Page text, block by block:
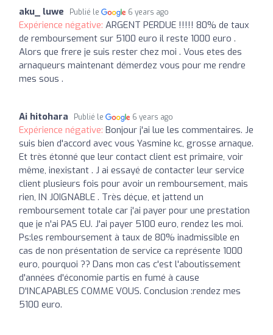
aku_ luwe Publié le 6 years ago
Expérience négative: ARGENT PERDUE !!!!! 80% de taux
de remboursement sur 5100 euro il reste 1000 euro .
Alors que frere je suis rester chez moi . Vous etes des
arnaqueurs maintenant démerdez vous pour me rendre
mes sous .
Ai hitohara Publié le 6 years ago
Expérience négative: Bonjour j'ai lue les commentaires. Je
suis bien d'accord avec vous Yasmine kc, grosse arnaque.
Et très étonné que leur contact client est primaire, voir
même, inexistant . J ai essayé de contacter leur service
client plusieurs fois pour avoir un remboursement, mais
rien, IN JOIGNABLE . Très déçue, et jattend un
remboursement totale car j'ai payer pour une prestation
que je n'ai PAS EU. J'ai payer 5100 euro, rendez les moi.
Ps:les remboursement à taux de 80% inadmissible en
cas de non présentation de service ca représente 1000
euro, pourquoi ?? Dans mon cas c'est l'aboutissement
d'années d'économie partis en fumé à cause
D'INCAPABLES COMME VOUS. Conclusion :rendez mes
5100 euro.